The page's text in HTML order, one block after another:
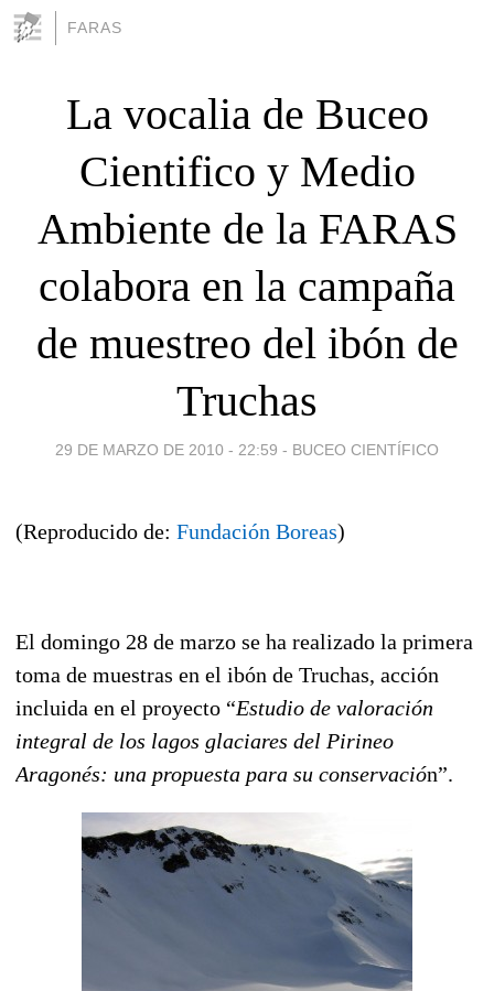
FARAS
La vocalia de Buceo
Cientifico y Medio
Ambiente de la FARAS
colabora en la campaña
de muestreo del ibón de
Truchas
29 DE MARZO DE 2010 - 22:59 - BUCEO CIENTÍFICO
(Reproducido de: Fundación Boreas)
El domingo 28 de marzo se ha realizado la primera
toma de muestras en el ibón de Truchas, acción
incluida en el proyecto “Estudio de valoración
integral de los lagos glaciares del Pirineo
Aragonés: una propuesta para su conservación”.